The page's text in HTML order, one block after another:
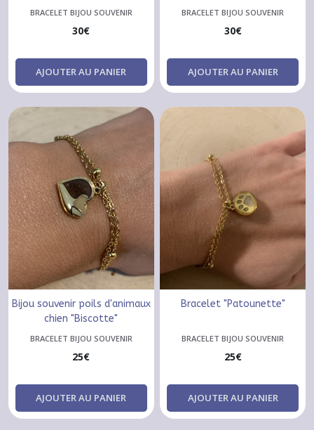
BRACELET BIJOU SOUVENIR
30€
AJOUTER AU PANIER
BRACELET BIJOU SOUVENIR
30€
AJOUTER AU PANIER
Bijou souvenir poils d'animaux
chien "Biscotte"
BRACELET BIJOU SOUVENIR
25€
AJOUTER AU PANIER
Bracelet "Patounette"
BRACELET BIJOU SOUVENIR
25€
AJOUTER AU PANIER